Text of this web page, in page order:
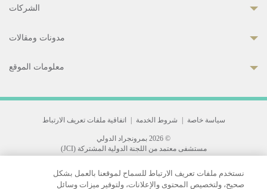
الشركات
مدونات ومقالات
معلومات الموقع
سياسة خاصة شروط الخدمة اتفاقية ملفات تعريف الارتباط
© 2026 بمرونجراد الدولي
مستشفى معتمد من اللجنة الدولية المشتركة (JCI)
33 Sukhumvit 3, Wattana, Bangkok 10110 Thailand.
All rights reserved.
نستخدم ملفات تعريف الارتباط للسماح لموقعنا بالعمل بشكل
صحيح، ولتخصيص المحتوى والإعلانات، ولتوفير ميزات وسائل